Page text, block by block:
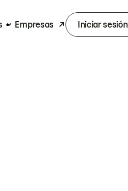
Empresas Iniciar sesión